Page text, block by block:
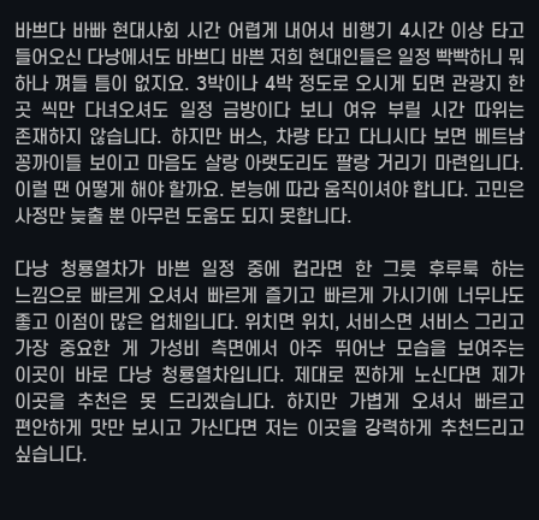
바쁘다 바빠 현대사회 시간 어렵게 내어서 비행기 4시간 이상 타고
들어오신 다낭에서도 바쁘디 바쁜 저희 현대인들은 일정 빡빡하니 뭐
하나 껴들 틈이 없지요. 3박이나 4박 정도로 오시게 되면 관광지 한
곳 씩만 다녀오셔도 일정 금방이다 보니 여유 부릴 시간 따위는
존재하지 않습니다. 하지만 버스, 차량 타고 다니시다 보면 베트남
꽁까이들 보이고 마음도 살랑 아랫도리도 팔랑 거리기 마련입니다.
이럴 땐 어떻게 해야 할까요. 본능에 따라 움직이셔야 합니다. 고민은
사정만 늦출 뿐 아무런 도움도 되지 못합니다.
다낭 청룡열차가 바쁜 일정 중에 컵라면 한 그릇 후루룩 하는
느낌으로 빠르게 오셔서 빠르게 즐기고 빠르게 가시기에 너무나도
좋고 이점이 많은 업체입니다. 위치면 위치, 서비스면 서비스 그리고
가장 중요한 게 가성비 측면에서 아주 뛰어난 모습을 보여주는
이곳이 바로 다낭 청룡열차입니다. 제대로 찐하게 노신다면 제가
이곳을 추천은 못 드리겠습니다. 하지만 가볍게 오셔서 빠르고
편안하게 맛만 보시고 가신다면 저는 이곳을 강력하게 추천드리고
싶습니다.